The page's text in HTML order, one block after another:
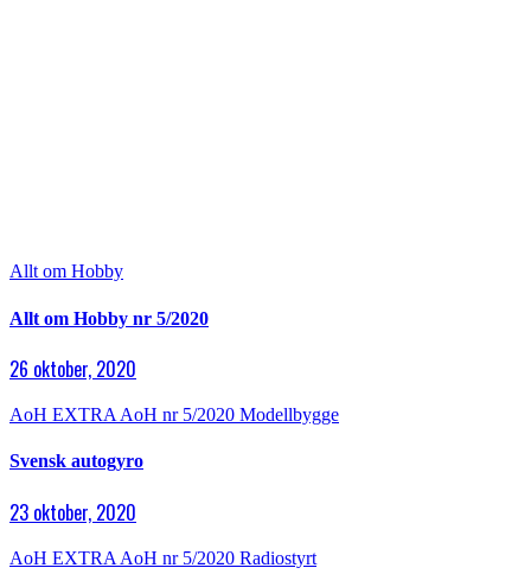
Allt om Hobby
Allt om Hobby nr 5/2020
26 oktober, 2020
AoH EXTRA AoH nr 5/2020 Modellbygge
Svensk autogyro
23 oktober, 2020
AoH EXTRA AoH nr 5/2020 Radiostyrt